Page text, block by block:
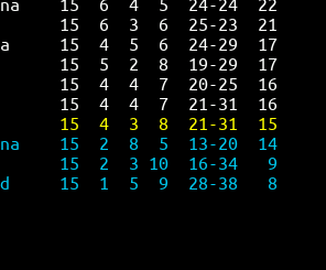
15  6  3  6  25-23  21
15  4  5  6  24-29  17
15  5  2  8  19-29  17
15  4  4  7  20-25  16
15  4  4  7  21-31  16
15  4  3  8  21-31  15
15  2  8  5  13-20  14
15  2  3 10  16-34   9
15  1  5  9  28-38   8